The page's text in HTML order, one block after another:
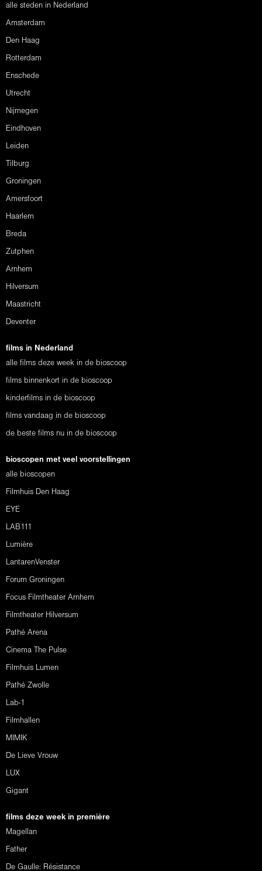
alle steden in Nederland
Amsterdam
Den Haag
Rotterdam
Enschede
Utrecht
Nijmegen
Eindhoven
Leiden
Tilburg
Groningen
Amersfoort
Haarlem
Breda
Zutphen
Arnhem
Hilversum
Maastricht
Deventer
films in Nederland
alle films deze week in de bioscoop
films binnenkort in de bioscoop
kinderfilms in de bioscoop
films vandaag in de bioscoop
de beste films nu in de bioscoop
bioscopen met veel voorstellingen
alle bioscopen
Filmhuis Den Haag
EYE
LAB111
Lumière
LantarenVenster
Forum Groningen
Focus Filmtheater Arnhem
Filmtheater Hilversum
Pathé Arena
Cinema The Pulse
Filmhuis Lumen
Pathé Zwolle
Lab-1
Filmhallen
MIMIK
De Lieve Vrouw
LUX
Gigant
films deze week in première
Magellan
Father
De Gaulle: Résistance